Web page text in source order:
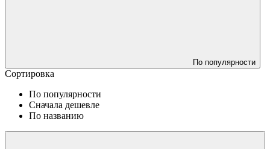
По популярности
Сортировка
По популярности
Сначала дешевле
По названию